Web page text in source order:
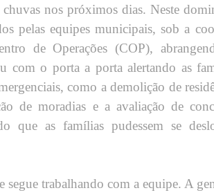
nos próximos dias. Neste
pelas equipes municipais, sob a
de Operações (COP),
com o porta a porta alertando as
como a demolição de
de moradias e a avaliação de
que as famílias pudessem se
segue trabalhando com a equipe. A